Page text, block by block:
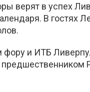
верят в успех
В гостях
фору и ИТБ
предшественником